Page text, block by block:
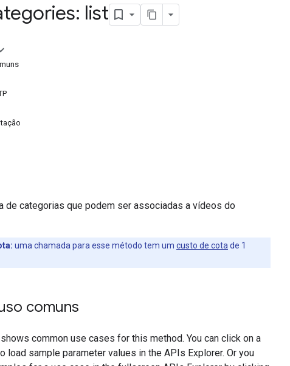
list
de categorias que podem ser associadas a vídeos do
uma chamada para esse método tem um custo de cota de 1
comuns